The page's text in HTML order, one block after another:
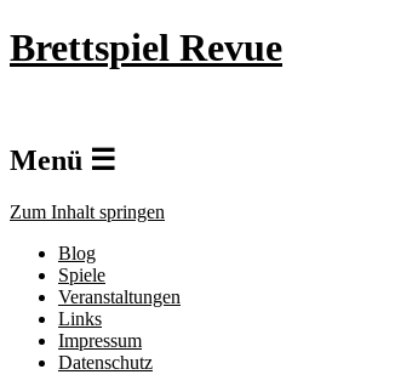
Brettspiel Revue
Menü ☰
Zum Inhalt springen
Blog
Spiele
Veranstaltungen
Links
Impressum
Datenschutz